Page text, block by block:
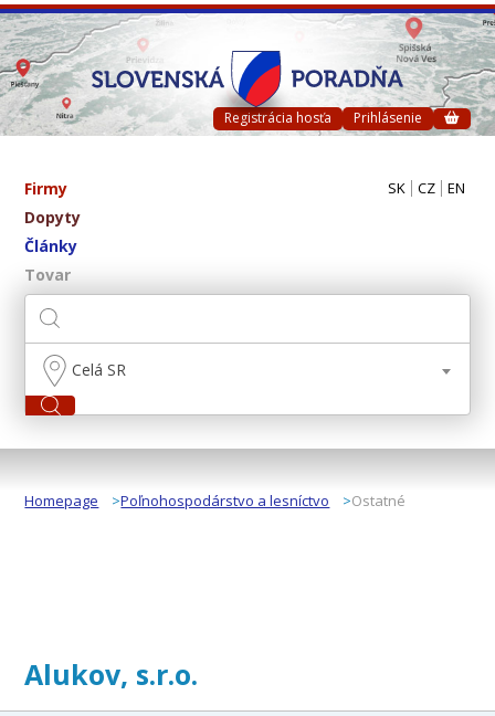
Registrácia hosťa Prihlásenie
Firmy
Dopyty
Články
Tovar
SK CZ EN
Celá SR
Homepage Poľnohospodárstvo a lesníctvo Ostatné
Alukov, s.r.o.